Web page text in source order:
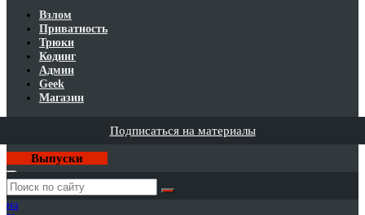
Взлом
Приватность
Трюки
Кодинг
Админ
Geek
Магазин
Подписаться на материалы
Выпуски
Годовая
подписка
на